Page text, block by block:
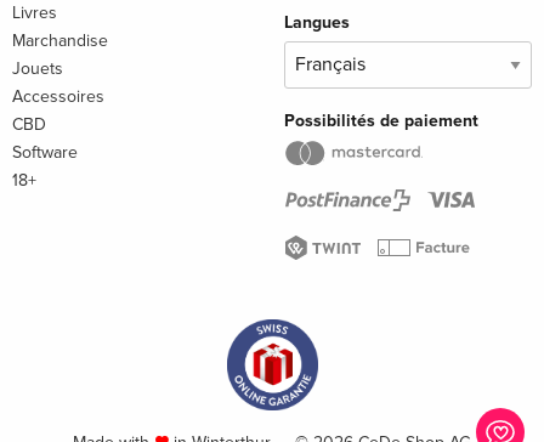
Livres
Marchandise
Jouets
Accessoires
CBD
Software
18+
Langues
Possibilités de paiement